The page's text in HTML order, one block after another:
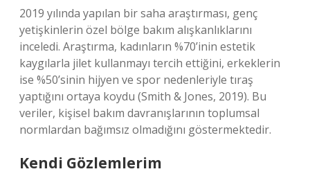
2019 yılında yapılan bir saha araştırması, genç
yetişkinlerin özel bölge bakım alışkanlıklarını
inceledi. Araştırma, kadınların %70’inin estetik
kaygılarla jilet kullanmayı tercih ettiğini, erkeklerin
ise %50’sinin hijyen ve spor nedenleriyle tıraş
yaptığını ortaya koydu (Smith & Jones, 2019). Bu
veriler, kişisel bakım davranışlarının toplumsal
normlardan bağımsız olmadığını göstermektedir.
Kendi Gözlemlerim